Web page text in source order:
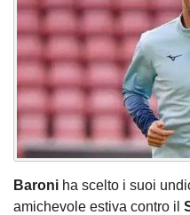
Baroni ha scelto i suoi
amichevole estiva contro il